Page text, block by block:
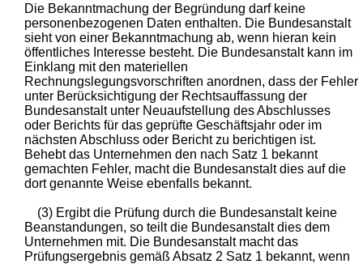
Die Bekanntmachung der Begründung darf keine
personenbezogenen Daten enthalten. Die Bundesanstalt
sieht von einer Bekanntmachung ab, wenn hieran kein
öffentliches Interesse besteht. Die Bundesanstalt kann im
Einklang mit den materiellen
Rechnungslegungsvorschriften anordnen, dass der Fehler
unter Berücksichtigung der Rechtsauffassung der
Bundesanstalt unter Neuaufstellung des Abschlusses
oder Berichts für das geprüfte Geschäftsjahr oder im
nächsten Abschluss oder Bericht zu berichtigen ist.
Behebt das Unternehmen den nach Satz 1 bekannt
gemachten Fehler, macht die Bundesanstalt dies auf die
dort genannte Weise ebenfalls bekannt.
(3) Ergibt die Prüfung durch die Bundesanstalt keine
Beanstandungen, so teilt die Bundesanstalt dies dem
Unternehmen mit. Die Bundesanstalt macht das
Prüfungsergebnis gemäß Absatz 2 Satz 1 bekannt, wenn